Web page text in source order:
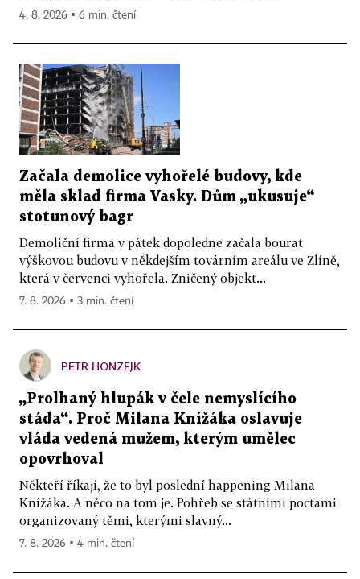
4. 8. 2026 ▪ 6 min. čtení
Začala demolice vyhořelé budovy, kde
měla sklad firma Vasky. Dům „ukusuje“
stotunový bagr
Demoliční firma v pátek dopoledne začala bourat
výškovou budovu v někdejším továrním areálu ve Zlíně,
která v červenci vyhořela. Zničený objekt...
7. 8. 2026 ▪ 3 min. čtení
PETR HONZEJK
„Prolhaný hlupák v čele nemyslícího
stáda“. Proč Milana Knížáka oslavuje
vláda vedená mužem, kterým umělec
opovrhoval
Někteří říkají, že to byl poslední happening Milana
Knížáka. A něco na tom je. Pohřeb se státními poctami
organizovaný těmi, kterými slavný...
7. 8. 2026 ▪ 4 min. čtení